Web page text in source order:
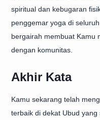
spiritual dan kebugaran
penggemar yoga di
bergairah membuat Kamu
dengan komunitas.
Akhir Kata
Kamu sekarang telah
terbaik di dekat Ubud